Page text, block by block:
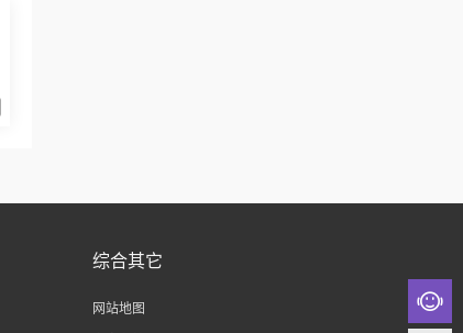
综合其它
网站地图